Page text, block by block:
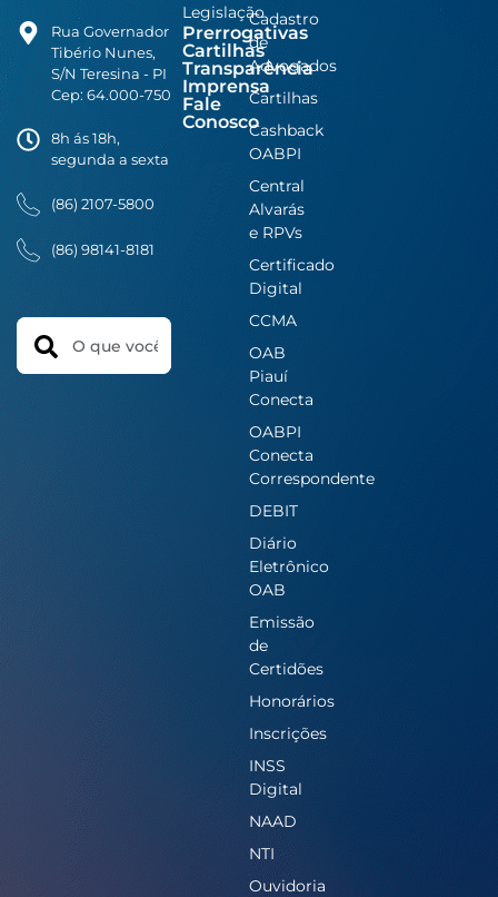
Rua Governador
Tibério Nunes,
S/N Teresina - PI
Cep: 64.000-750
8h ás 18h,
segunda a sexta
(86) 2107-5800
(86) 98141-8181
Search
Legislação
Prerrogativas
Cartilhas
Transparência
Imprensa
Fale
Conosco
Cadastro
de
Advogados
Cartilhas
Cashback
OABPI
Central
Alvarás
e RPVs
Certificado
Digital
CCMA
OAB
Piauí
Conecta
OABPI
Conecta
Correspondente
DEBIT
Diário
Eletrônico
OAB
Emissão
de
Certidões
Honorários
Inscrições
INSS
Digital
NAAD
NTI
Ouvidoria